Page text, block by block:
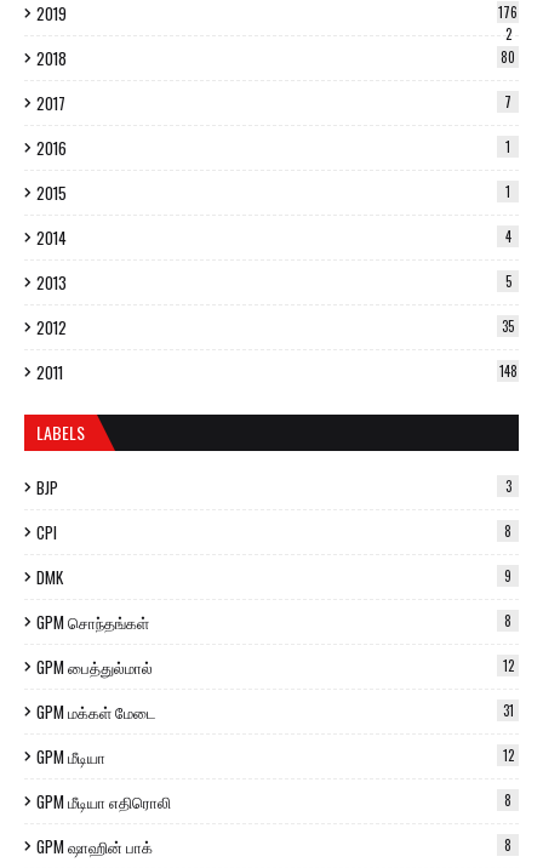
2019
176
2
2018 80
2017 7
2016 1
2015 1
2014 4
2013 5
2012 35
2011 148
LABELS
BJP 3
CPI 8
DMK 9
GPM சொந்தங்கள் 8
GPM பைத்துல்மால் 12
GPM மக்கள் மேடை 31
GPM மீடியா 12
GPM மீடியா எதிரொலி 8
GPM ஷாஹின் பாக் 8